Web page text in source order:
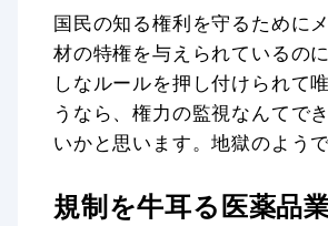
国民の知る権利を守るために
材の特権を与えられているの
しなルールを押し付けられて
うなら、権力の監視なんてで
いかと思います。地獄のようで
規制を牛耳る医薬品